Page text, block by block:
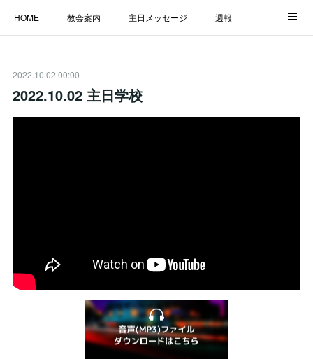
HOME 教会案内 主日メッセージ 週報
2022.10.02 00:00
2022.10.02 主日学校